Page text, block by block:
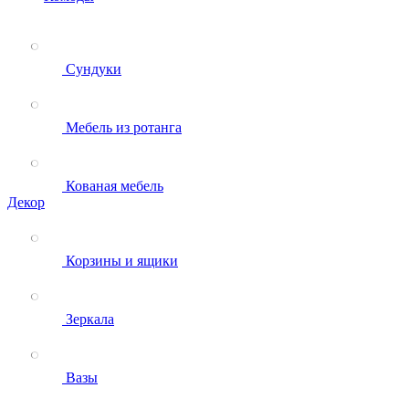
Сундуки
Мебель из ротанга
Кованая мебель
Декор
Корзины и ящики
Зеркала
Вазы